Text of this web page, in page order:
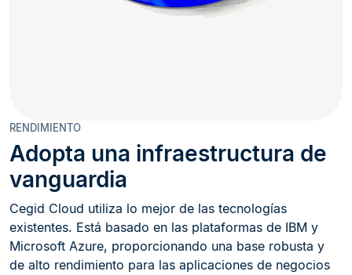
RENDIMIENTO
Adopta una infraestructura de
vanguardia
Cegid Cloud utiliza lo mejor de las tecnologías
existentes. Está basado en las plataformas de IBM y
Microsoft Azure, proporcionando una base robusta y
de alto rendimiento para las aplicaciones de negocios